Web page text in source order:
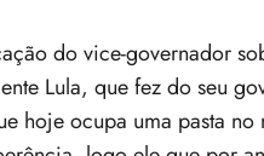
do vice-governador
Lula, que fez do seu
hoje ocupa uma pasta